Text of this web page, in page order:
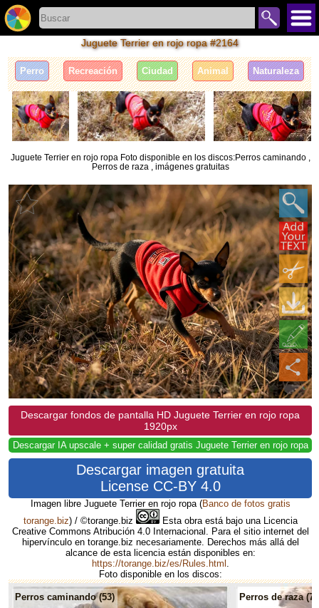
Juguete Terrier en rojo ropa #2164
Perro Recreación Ciudad Animal Naturaleza
Juguete Terrier en rojo ropa Foto disponible en los discos:Perros caminando ,
Perros de raza , imágenes gratuitas
Descargar fondos de pantalla HD Juguete Terrier en rojo ropa
1920px
Descargar IA upscale + super calidad gratis Juguete Terrier en rojo ropa
Descargar imagen gratuita
License CC-BY 4.0
Imagen libre Juguete Terrier en rojo ropa (Banco de fotos gratis
torange.biz) / ©torange.biz
Esta obra está bajo una Licencia
Creative Commons Atribución 4.0 Internacional. Para el sitio internet del
hipervínculo en torange.biz necesariamente. Derechos más allá del
alcance de esta licencia están disponibles en:
https://torange.biz/es/Rules.html
Foto disponible en los discos:
Perros caminando (53) Perros de raza